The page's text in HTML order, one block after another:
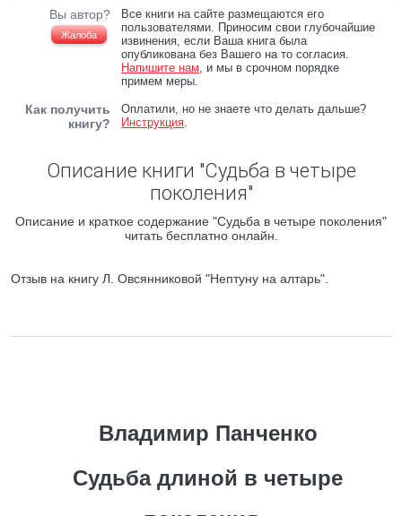
Вы автор?
Жалоба
Все книги на сайте размещаются его
пользователями. Приносим свои глубочайшие
извинения, если Ваша книга была
опубликована без Вашего на то согласия.
Напишите нам, и мы в срочном порядке
примем меры.
Как получить
книгу?
Оплатили, но не знаете что делать дальше?
Инструкция.
Описание книги "Судьба в четыре
поколения"
Описание и краткое содержание "Судьба в четыре поколения"
читать бесплатно онлайн.
Отзыв на книгу Л. Овсянниковой "Нептуну на алтарь".
Владимир Панченко
Судьба длиной в четыре